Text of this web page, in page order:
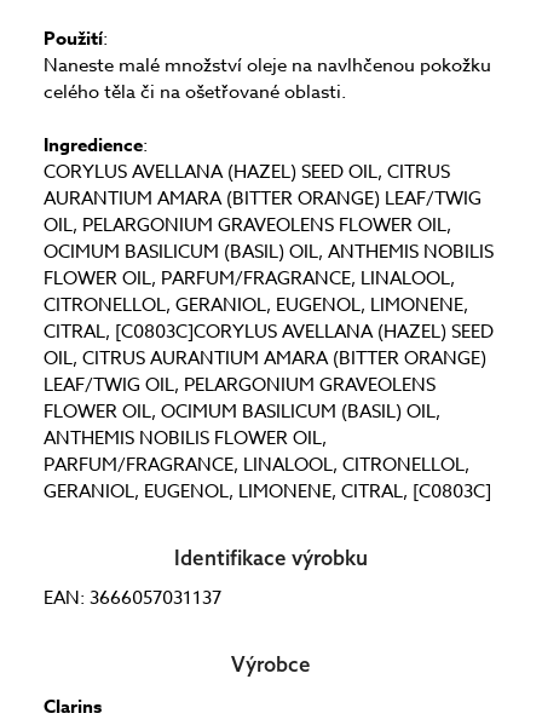
Použití:
Naneste malé množství oleje na navlhčenou pokožku
celého těla či na ošetřované oblasti.
Ingredience:
CORYLUS AVELLANA (HAZEL) SEED OIL, CITRUS
AURANTIUM AMARA (BITTER ORANGE) LEAF/TWIG
OIL, PELARGONIUM GRAVEOLENS FLOWER OIL,
OCIMUM BASILICUM (BASIL) OIL, ANTHEMIS NOBILIS
FLOWER OIL, PARFUM/FRAGRANCE, LINALOOL,
CITRONELLOL, GERANIOL, EUGENOL, LIMONENE,
CITRAL, [C0803C]CORYLUS AVELLANA (HAZEL) SEED
OIL, CITRUS AURANTIUM AMARA (BITTER ORANGE)
LEAF/TWIG OIL, PELARGONIUM GRAVEOLENS
FLOWER OIL, OCIMUM BASILICUM (BASIL) OIL,
ANTHEMIS NOBILIS FLOWER OIL,
PARFUM/FRAGRANCE, LINALOOL, CITRONELLOL,
GERANIOL, EUGENOL, LIMONENE, CITRAL, [C0803C]
Identifikace výrobku
EAN: 3666057031137
Výrobce
Clarins